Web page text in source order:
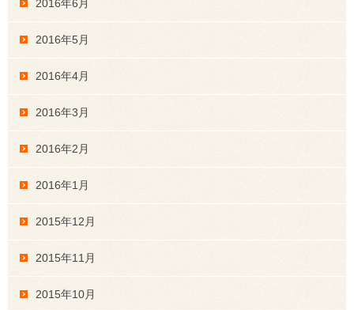
2016年6月
2016年5月
2016年4月
2016年3月
2016年2月
2016年1月
2015年12月
2015年11月
2015年10月